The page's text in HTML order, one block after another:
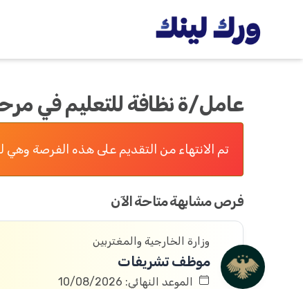
عامل/ة نظافة للتعليم في
تم الانتهاء من التقديم على هذه الفرصة وهي
فرص مشابهة متاحة الآن
وزارة الخارجية والمغتربين
موظف تشريفات
الموعد النهائي: 10/08/2026